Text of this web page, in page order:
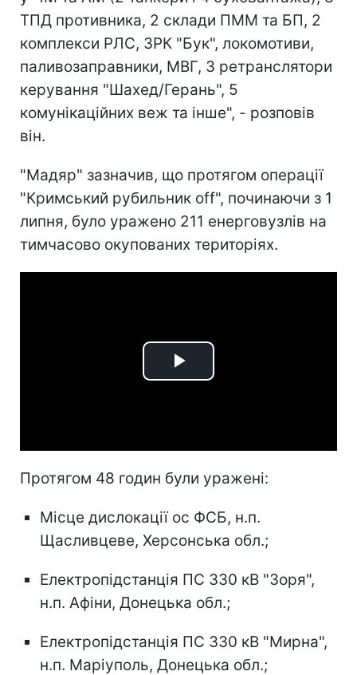
ТПД противника, 2 склади ПММ та БП, 2
комплекси РЛС, ЗРК "Бук", локомотиви,
паливозаправники, МВГ, 3 ретранслятори
керування "Шахед/Герань", 5
комунікаційних веж та інше", - розповів
він.
"Мадяр" зазначив, що протягом операції
"Кримський рубильник off", починаючи з 1
липня, було уражено 211 енерговузлів на
тимчасово окупованих територіях.
Play
Протягом 48 годин були уражені:
Місце дислокації ос ФСБ, н.п.
Щасливцеве, Херсонська обл.;
Електропідстанція ПС 330 кВ "Зоря",
н.п. Афіни, Донецька обл.;
Електропідстанція ПС 330 кВ "Мирна",
н.п. Маріуполь, Донецька обл.;